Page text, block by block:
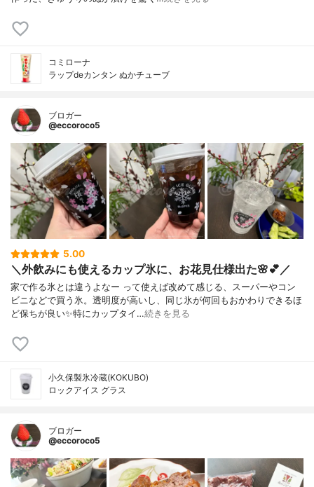
コミローナ
ラップdeカンタン ぬかチューブ
ブロガー
@eccoroco5
5.00
＼外飲みにも使えるカップ氷に、お花見仕様出た🌸💕／
家で作る氷とは違うよなー って使えば改めて感じる、スーパーやコン
ビニなどで買う氷。⁡透明度が高いし、同じ氷が何回もおかわりできるほ
ど保ちが良い✨⁡特にカップタイ…続きを見る
小久保製氷冷蔵(KOKUBO)
ロックアイス グラス
ブロガー
@eccoroco5